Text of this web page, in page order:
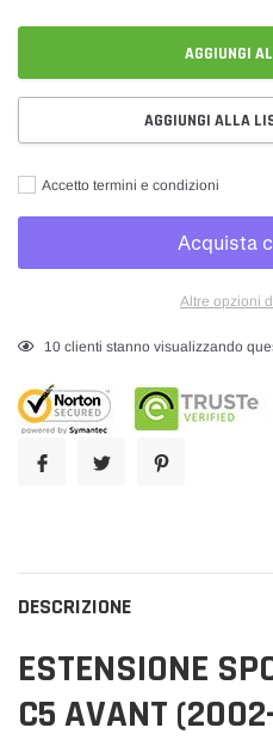
AGGIUNGI
AGGIUNGI ALLA
Accetto termini e condizioni
Altre opzioni
Inserimento
prodotto
nel
25 clienti stanno visualizzando
DESCRIZIONE
ESTENSIONE
C5 AVANT